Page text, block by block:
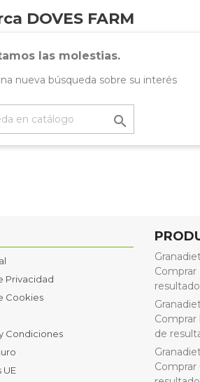
DOVES FARM
las molestias.
nueva búsqueda sobre su interés

Privacidad
Cookies
Condiciones
UE
Comprar
de
Comprar